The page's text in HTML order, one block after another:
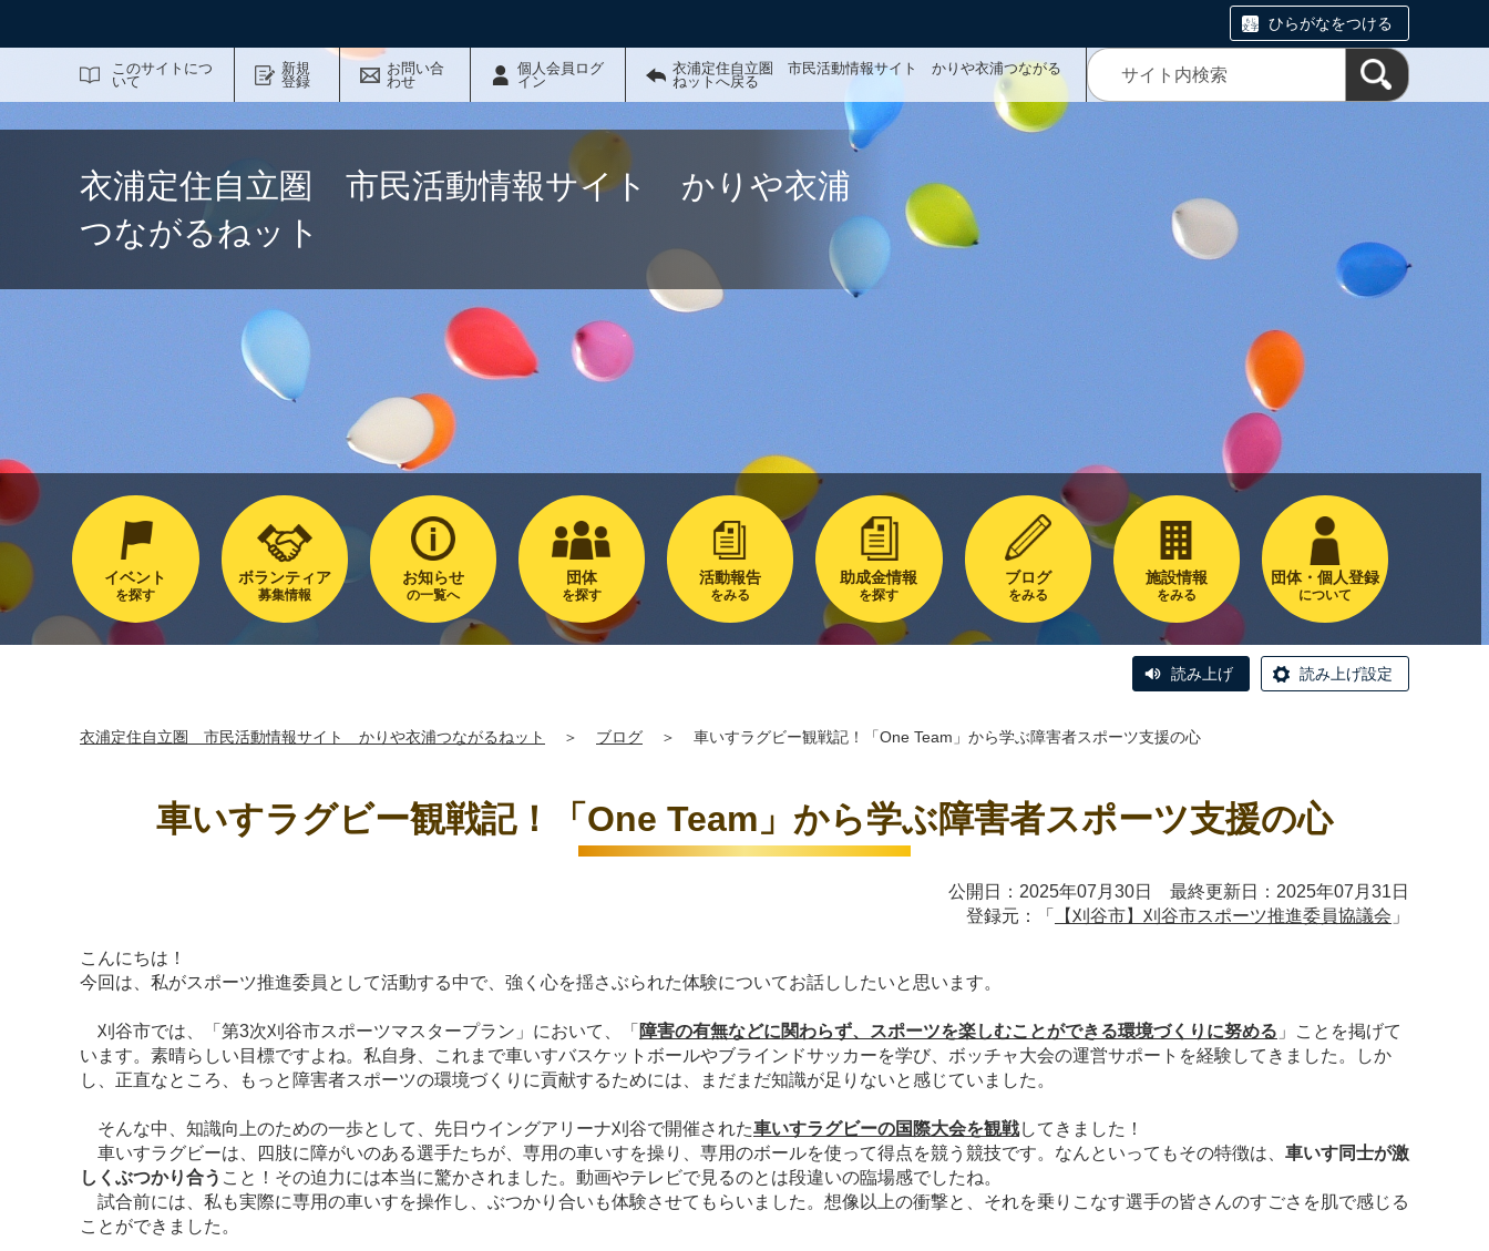
ひらがなをつける
このサイトにつ
いて
新規
登録
お問い合
わせ
個人会員ログ
イン
衣浦定住自立圏 市民活動情報サイト かりや衣浦つながる
ねットへ戻る
衣浦定住自立圏 市民活動情報サイト かりや衣浦
つながるねット
イベント
を探す
ボランティア
募集情報
お知らせ
の一覧へ
団体
を探す
活動報告
をみる
助成金情報
を探す
ブログ
をみる
施設情報
をみる
団体・個人登録
について
読み上げ 読み上げ設定
衣浦定住自立圏 市民活動情報サイト かりや衣浦つながるねット ＞ ブログ ＞ 車いすラグビー観戦記！「One Team」から学ぶ障害者スポーツ支援の心
車いすラグビー観戦記！「One Team」から学ぶ障害者スポーツ支援の心
公開日：2025年07月30日 最終更新日：2025年07月31日
登録元：「
【刈谷市】刈谷市スポーツ推進委員協議会 」
こんにちは！
今回は、私がスポーツ推進委員として活動する中で、強く心を揺さぶられた体験についてお話ししたいと思います。
刈谷市では、「第3次刈谷市スポーツマスタープラン」において、「 障害の有無などに関わらず、スポーツを楽しむことができる環境づくりに努める 」ことを掲げて
います。素晴らしい目標ですよね。私自身、これまで車いすバスケットボールやブラインドサッカーを学び、ボッチャ大会の運営サポートを経験してきました。しか
し、正直なところ、もっと障害者スポーツの環境づくりに貢献するためには、まだまだ知識が足りないと感じていました。
そんな中、知識向上のための一歩として、先日ウイングアリーナ刈谷で開催された車いすラグビーの国際大会を観戦してきました！
車いすラグビーは、四肢に障がいのある選手たちが、専用の車いすを操り、専用のボールを使って得点を競う競技です。なんといってもその特徴は、 車いす同士が激
しくぶつかり合う こと！その迫力には本当に驚かされました。動画やテレビで見るのとは段違いの臨場感でしたね。
試合前には、私も実際に専用の車いすを操作し、ぶつかり合いも体験させてもらいました。想像以上の衝撃と、それを乗りこなす選手の皆さんのすごさを肌で感じる
ことができました。